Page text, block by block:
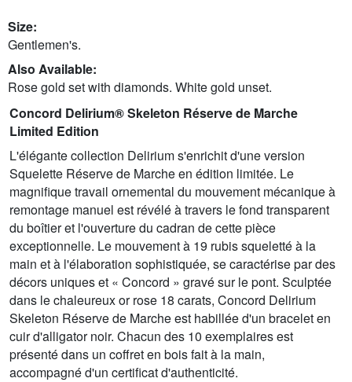
Size:
Gentlemen's.
Also Available:
Rose gold set with diamonds. White gold unset.
Concord Delirium® Skeleton Réserve de Marche
Limited Edition
L'élégante collection Delirium s'enrichit d'une version
Squelette Réserve de Marche en édition limitée. Le
magnifique travail ornemental du mouvement mécanique à
remontage manuel est révélé à travers le fond transparent
du boîtier et l'ouverture du cadran de cette pièce
exceptionnelle. Le mouvement à 19 rubis squeletté à la
main et à l'élaboration sophistiquée, se caractérise par des
décors uniques et « Concord » gravé sur le pont. Sculptée
dans le chaleureux or rose 18 carats, Concord Delirium
Skeleton Réserve de Marche est habillée d'un bracelet en
cuir d'alligator noir. Chacun des 10 exemplaires est
présenté dans un coffret en bois fait à la main,
accompagné d'un certificat d'authenticité.